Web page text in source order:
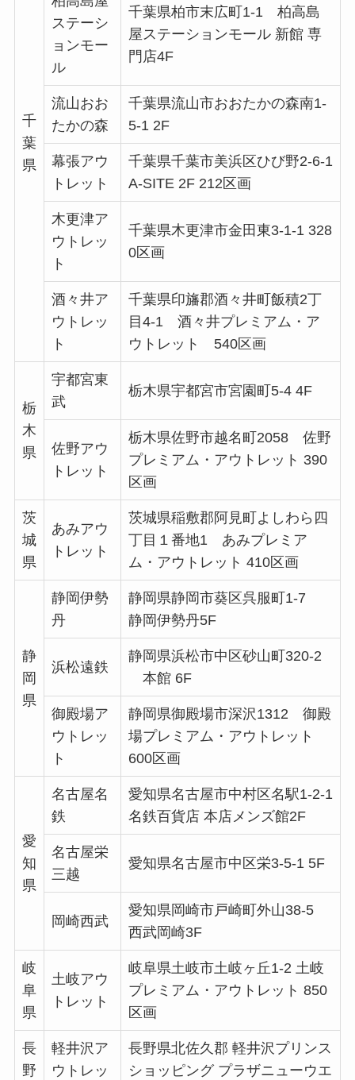
千
葉
県
ステーシ
ョンモー
ル
千葉県柏市末広町1-1 柏高島
屋ステーションモール 新館 専
門店4F
流山おお
たかの森
千葉県流山市おおたかの森南1-
5-1 2F
幕張アウ
トレット
千葉県千葉市美浜区ひび野2-6-1
A-SITE 2F 212区画
木更津ア
ウトレッ
ト
千葉県木更津市金田東3-1-1 328
0区画
酒々井ア
ウトレッ
ト
千葉県印旛郡酒々井町飯積2丁
目4-1 酒々井プレミアム・ア
ウトレット 540区画
栃
木
県
宇都宮東
武
栃木県宇都宮市宮園町5-4 4F
佐野アウ
トレット
栃木県佐野市越名町2058 佐野
プレミアム・アウトレット 390
区画
茨
城
県
あみアウ
トレット
茨城県稲敷郡阿見町よしわら四
丁目１番地1 あみプレミア
ム・アウトレット 410区画
静
岡
県
静岡伊勢
丹
静岡県静岡市葵区呉服町1-7
静岡伊勢丹5F
浜松遠鉄
静岡県浜松市中区砂山町320-2
本館 6F
御殿場ア
ウトレッ
ト
静岡県御殿場市深沢1312 御殿
場プレミアム・アウトレット
600区画
愛
知
県
名古屋名
鉄
愛知県名古屋市中村区名駅1-2-1
名鉄百貨店 本店メンズ館2F
名古屋栄
三越
愛知県名古屋市中区栄3-5-1 5F
岡崎西武
愛知県岡崎市戸崎町外山38-5
西武岡崎3F
岐
阜
県
土岐アウ
トレット
岐阜県土岐市土岐ヶ丘1-2 土岐
プレミアム・アウトレット 850
区画
長
野
軽井沢ア
ウトレッ
長野県北佐久郡 軽井沢プリンス
ショッピング プラザニューウエ